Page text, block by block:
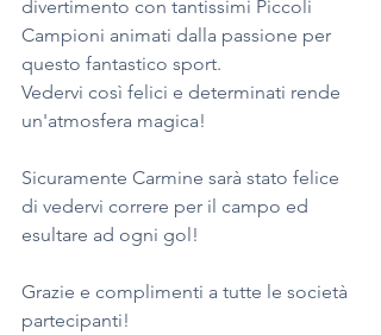
divertimento con tantissimi Piccoli
Campioni animati dalla passione per
questo fantastico sport.
Vedervi così felici e determinati rende
un'atmosfera magica!
Sicuramente Carmine sarà stato felice
di vedervi correre per il campo ed
esultare ad ogni gol!
Grazie e complimenti a tutte le società
partecipanti!